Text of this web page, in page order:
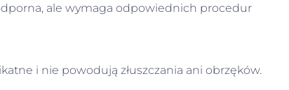
ale wymaga odpowiednich procedur
i nie powodują złuszczania ani obrzęków.